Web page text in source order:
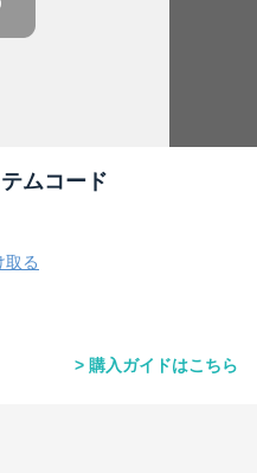
ムコード
取る
購入ガイドはこちら